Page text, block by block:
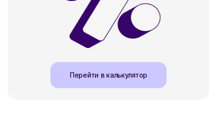
Перейти в калькулятор